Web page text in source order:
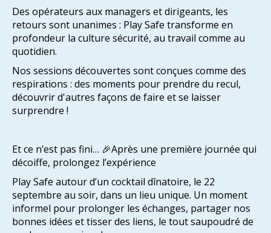
Des opérateurs aux managers et dirigeants, les
retours sont unanimes : Play Safe transforme en
profondeur la culture sécurité, au travail comme au
quotidien.
Nos sessions découvertes sont conçues comme des
respirations : des moments pour prendre du recul,
découvrir d'autres façons de faire et se laisser
surprendre !
Et ce n’est pas fini… 🎉Après une première journée qui
décoiffe, prolongez l’expérience
Play Safe autour d’un cocktail dînatoire, le 22
septembre au soir, dans un lieu unique. Un moment
informel pour prolonger les échanges, partager nos
bonnes idées et tisser des liens, le tout saupoudré de